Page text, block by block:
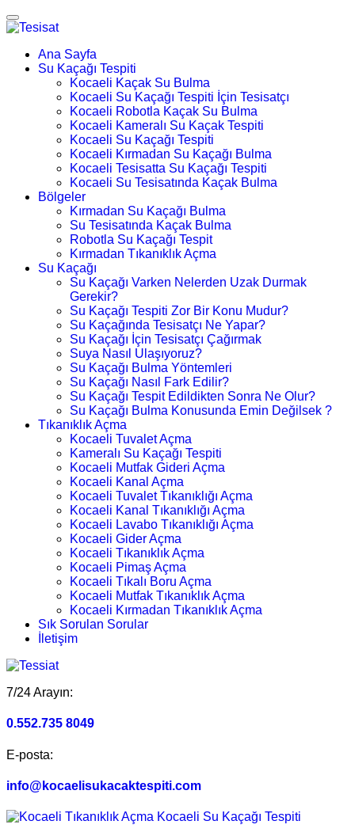
Ana Sayfa
Su Kaçağı Tespiti
Kocaeli Kaçak Su Bulma
Kocaeli Su Kaçağı Tespiti İçin Tesisatçı
Kocaeli Robotla Kaçak Su Bulma
Kocaeli Kameralı Su Kaçak Tespiti
Kocaeli Su Kaçağı Tespiti
Kocaeli Kırmadan Su Kaçağı Bulma
Kocaeli Tesisatta Su Kaçağı Tespiti
Kocaeli Su Tesisatında Kaçak Bulma
Bölgeler
Kırmadan Su Kaçağı Bulma
Su Tesisatında Kaçak Bulma
Robotla Su Kaçağı Tespit
Kırmadan Tıkanıklık Açma
Su Kaçağı
Su Kaçağı Varken Nelerden Uzak Durmak
Gerekir?
Su Kaçağı Tespiti Zor Bir Konu Mudur?
Su Kaçağında Tesisatçı Ne Yapar?
Su Kaçağı İçin Tesisatçı Çağırmak
Suya Nasıl Ulaşıyoruz?
Su Kaçağı Bulma Yöntemleri
Su Kaçağı Nasıl Fark Edilir?
Su Kaçağı Tespit Edildikten Sonra Ne Olur?
Su Kaçağı Bulma Konusunda Emin Değilsek ?
Tıkanıklık Açma
Kocaeli Tuvalet Açma
Kameralı Su Kaçağı Tespiti
Kocaeli Mutfak Gideri Açma
Kocaeli Kanal Açma
Kocaeli Tuvalet Tıkanıklığı Açma
Kocaeli Kanal Tıkanıklığı Açma
Kocaeli Lavabo Tıkanıklığı Açma
Kocaeli Gider Açma
Kocaeli Tıkanıklık Açma
Kocaeli Pimaş Açma
Kocaeli Tıkalı Boru Açma
Kocaeli Mutfak Tıkanıklık Açma
Kocaeli Kırmadan Tıkanıklık Açma
Sık Sorulan Sorular
İletişim
7/24 Arayın:
0.552.735 8049
E-posta:
info@kocaelisukacaktespiti.com